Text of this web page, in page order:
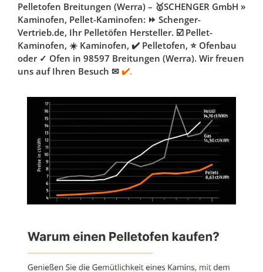
Pelletofen Breitungen (Werra) – 🥇SCHENGER GmbH »
Kaminofen, Pellet-Kaminofen: ⏩ Schenger-
Vertrieb.de, Ihr Pelletöfen Hersteller. ☑️ Pellet-
Kaminofen, ☀️ Kaminofen, ✔️ Pelletofen, ⭐ Ofenbau
oder ✓ Ofen in 98597 Breitungen (Werra). Wir freuen
uns auf Ihren Besuch ✉ ✔️.